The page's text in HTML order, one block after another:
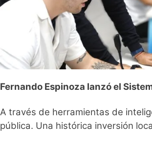
Fernando Espinoza lanzó el
A través de herramientas de
pública. Una histórica inversión